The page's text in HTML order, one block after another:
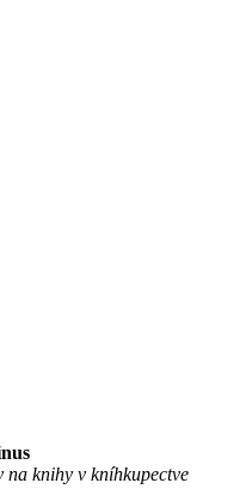
na knihy v kníhkupectve